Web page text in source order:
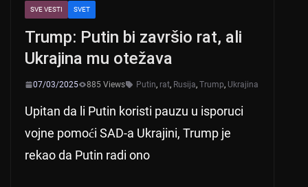
SVE VESTI SVET
Trump: Putin bi završio rat, ali
Ukrajina mu otežava
07/03/2025 885 Views Putin, rat, Rusija, Trump, Ukrajina
Upitan da li Putin koristi pauzu u isporuci
vojne pomoći SAD-a Ukrajini, Trump je
rekao da Putin radi ono